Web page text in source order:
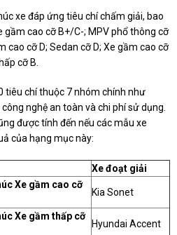
xe đáp ứng tiêu chí chấm giải, bao
cao cỡ B+/C-; MPV phổ thông cỡ
cao cỡ D; Sedan cỡ D; Xe gầm cao cỡ
cỡ B.
tiêu chí thuộc 7 nhóm chính như
nghệ an toàn và chi phí sử dụng.
được tính đến nếu các mẫu xe
của hạng mục này:
Xe đoạt giải
Xe gầm cao cỡ
Kia Sonet
Xe gầm thấp cỡ
Hyundai Accent